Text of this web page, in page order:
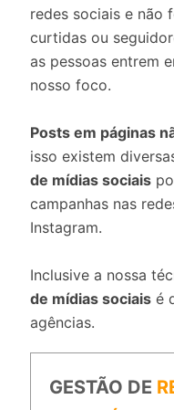
redes sociais e não
curtidas ou
as pessoas entrem
nosso foco.
Posts em páginas
isso existem
de mídias sociais
campanhas nas
Instagram.
Inclusive a nossa
de mídias sociais é
agências.
GESTÃO DE